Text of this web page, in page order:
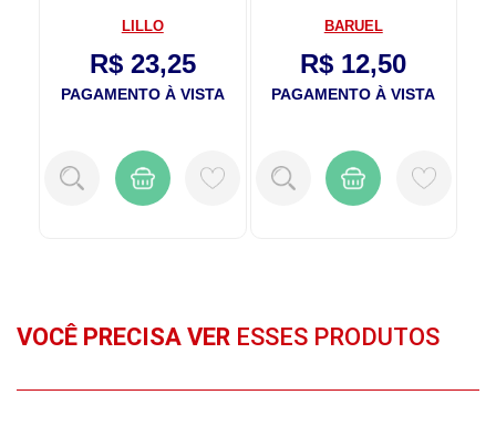
LILLO
R$ 23,25
PAGAMENTO À VISTA
BARUEL
R$ 12,50
PAGAMENTO À VISTA
VOCÊ PRECISA VER ESSES PRODUTOS